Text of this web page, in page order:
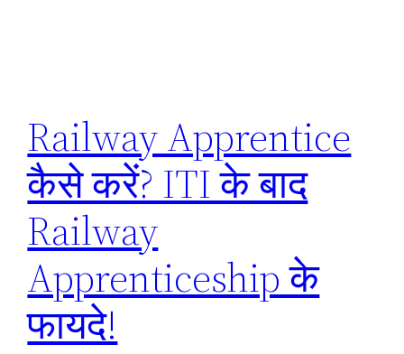
Railway Apprentice
कैसे करें? ITI के बाद
Railway
Apprenticeship के
फायदे!